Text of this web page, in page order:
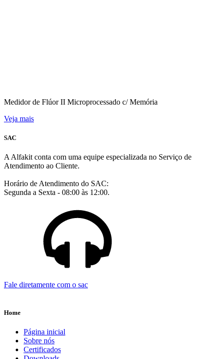
Medidor de Flúor II Microprocessado c/ Memória
Veja mais
SAC
A Alfakit conta com uma equipe especializada no Serviço de
Atendimento ao Cliente.
Horário de Atendimento do SAC:
Segunda a Sexta - 08:00 às 12:00.
Fale diretamente com o sac
Home
Página inicial
Sobre nós
Certificados